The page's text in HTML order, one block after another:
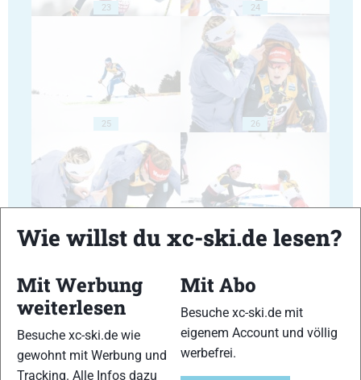
23 24
25 26
27 28
29
Wie willst du xc-ski.de lesen?
Mit Werbung
weiterlesen
Besuche xc-ski.de wie
gewohnt mit Werbung und
Tracking. Alle Infos dazu
Mit Abo
Besuche xc-ski.de mit
eigenem Account und völlig
werbefrei.